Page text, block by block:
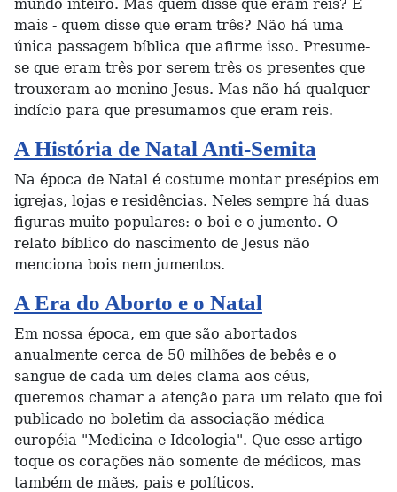
mundo inteiro. Mas quem disse que eram reis? E
mais - quem disse que eram três? Não há uma
única passagem bíblica que afirme isso. Presume-
se que eram três por serem três os presentes que
trouxeram ao menino Jesus. Mas não há qualquer
indício para que presumamos que eram reis.
A História de Natal Anti-Semita
Na época de Natal é costume montar presépios em
igrejas, lojas e residências. Neles sempre há duas
figuras muito populares: o boi e o jumento. O
relato bíblico do nascimento de Jesus não
menciona bois nem jumentos.
A Era do Aborto e o Natal
Em nossa época, em que são abortados
anualmente cerca de 50 milhões de bebês e o
sangue de cada um deles clama aos céus,
queremos chamar a atenção para um relato que foi
publicado no boletim da associação médica
européia "Medicina e Ideologia". Que esse artigo
toque os corações não somente de médicos, mas
também de mães, pais e políticos.